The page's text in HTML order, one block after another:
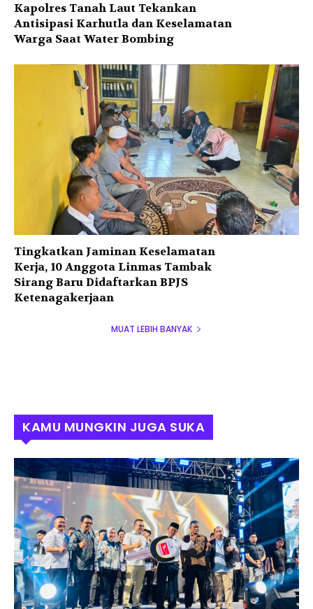
Kapolres Tanah Laut Tekankan
Antisipasi Karhutla dan Keselamatan
Warga Saat Water Bombing
Tingkatkan Jaminan Keselamatan
Kerja, 10 Anggota Linmas Tambak
Sirang Baru Didaftarkan BPJS
Ketenagakerjaan
MUAT LEBIH BANYAK
KAMU MUNGKIN JUGA SUKA